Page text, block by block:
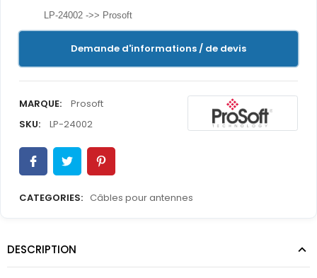
LP-24002 ->> Prosoft
Demande d'informations / de devis
MARQUE:
Prosoft
SKU:
LP-24002
CATEGORIES: Câbles pour antennes
DESCRIPTION